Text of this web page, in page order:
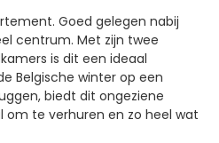
Goed gelegen nabij
centrum. Met zijn twee
is dit een ideaal
Belgische winter op een
biedt dit ongeziene
om te verhuren en zo heel wat